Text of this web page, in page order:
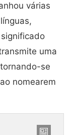
várias
uma
se
nomearem